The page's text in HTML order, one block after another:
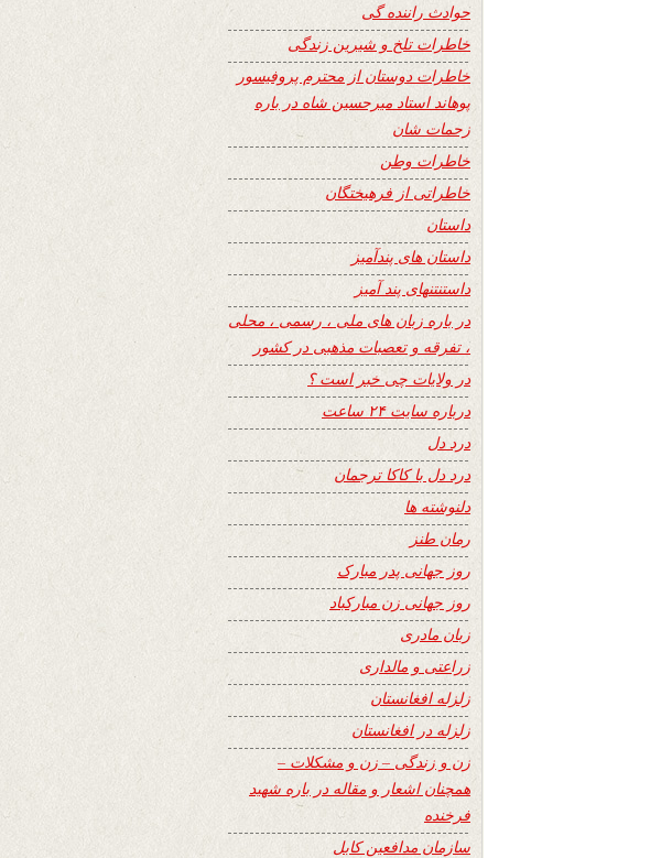
حوادث راننده گی
خاطرات تلخ و شیرین زندگی
خاطرات دوستان از محترم پروفیسور
پوهاند استاد میرحسین شاه در باره
زحمات شان
خاطرات وطن
خاطراتی از فرهیختگان
داستان
داستان های پندآمیز
داستنتنهای پند آمیز
در باره زبان های ملی ، رسمی ، محلی
، تفرقه و تعصبات مذهبی در کشور
در ولایات چی خبر است ؟
درباره سایت ۲۴ ساعت
درد دل
درد دل با کاکا ترجمان
دلنوشته ها
رمان طنز
روز جهانی پدر مبارک
روز جهانی زن مبارکباد
زبان مادری
زراعتی و مالداری
زلزله افغانستان
زلزله در افغانستان
زن و زندگی – زن و مشکلات –
همچنان اشعار و مقاله در باره شهید
فرخنده
سازمان مدافعین کابل